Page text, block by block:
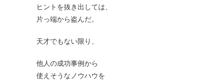
ヒントを抜き出しては、
片っ端から盗んだ。
天才でもない限り、
他人の成功事例から
使えそうなノウハウを